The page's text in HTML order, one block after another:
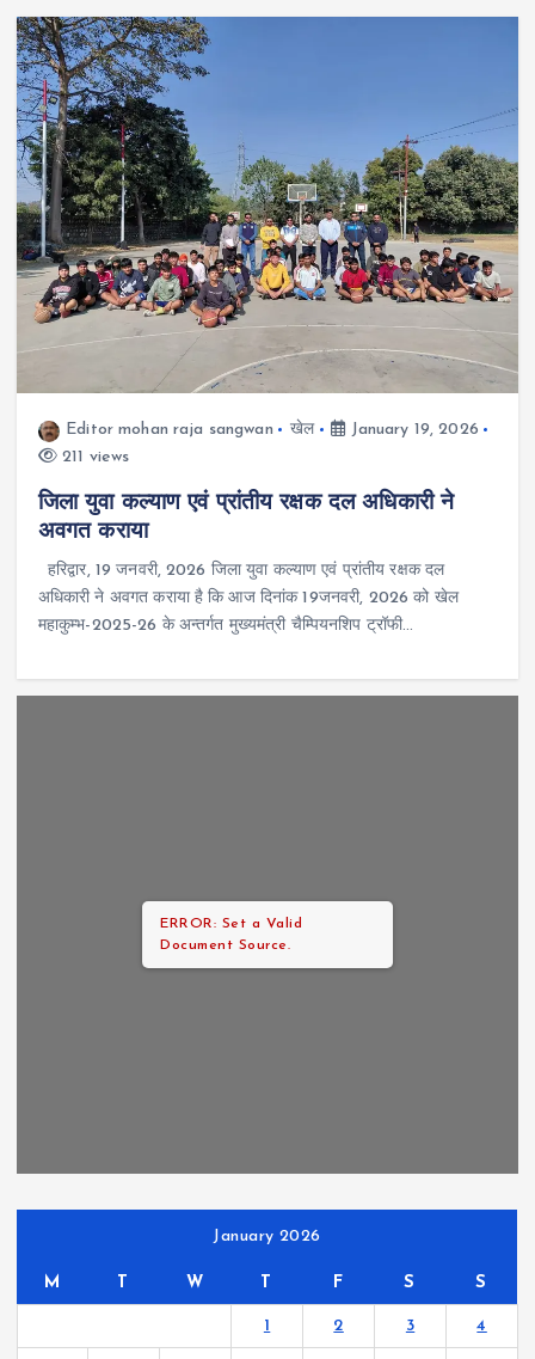
Editor mohan raja sangwan खेल
January 19, 2026
211 views
जिला युवा कल्याण एवं प्रांतीय रक्षक दल अधिकारी ने
अवगत कराया
हरिद्वार, 19 जनवरी, 2026 जिला युवा कल्याण एवं प्रांतीय रक्षक दल
अधिकारी ने अवगत कराया है कि आज दिनांक 19जनवरी, 2026 को खेल
महाकुम्भ-2025-26 के अन्तर्गत मुख्यमंत्री चैम्पियनशिप ट्रॉफी…
ERROR: Set a Valid
Document Source.
January 2026
M T W T F S S
1 2 3 4